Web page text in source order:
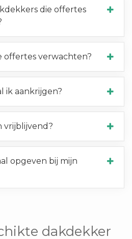
die offertes
offertes verwachten?
ik aankrijgen?
vrijblijvend?
opgeven bij mijn
dakdekker